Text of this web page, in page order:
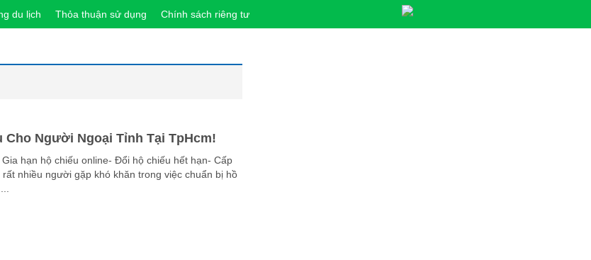
du lịch Thỏa thuận sử dụng Chính sách riêng tư
Cho Người Ngoại Tỉnh Tại TpHcm!
hạn hộ chiếu online- Đổi hộ chiếu hết hạn- Cấp
rất nhiều người gặp khó khăn trong việc chuẩn bị hồ